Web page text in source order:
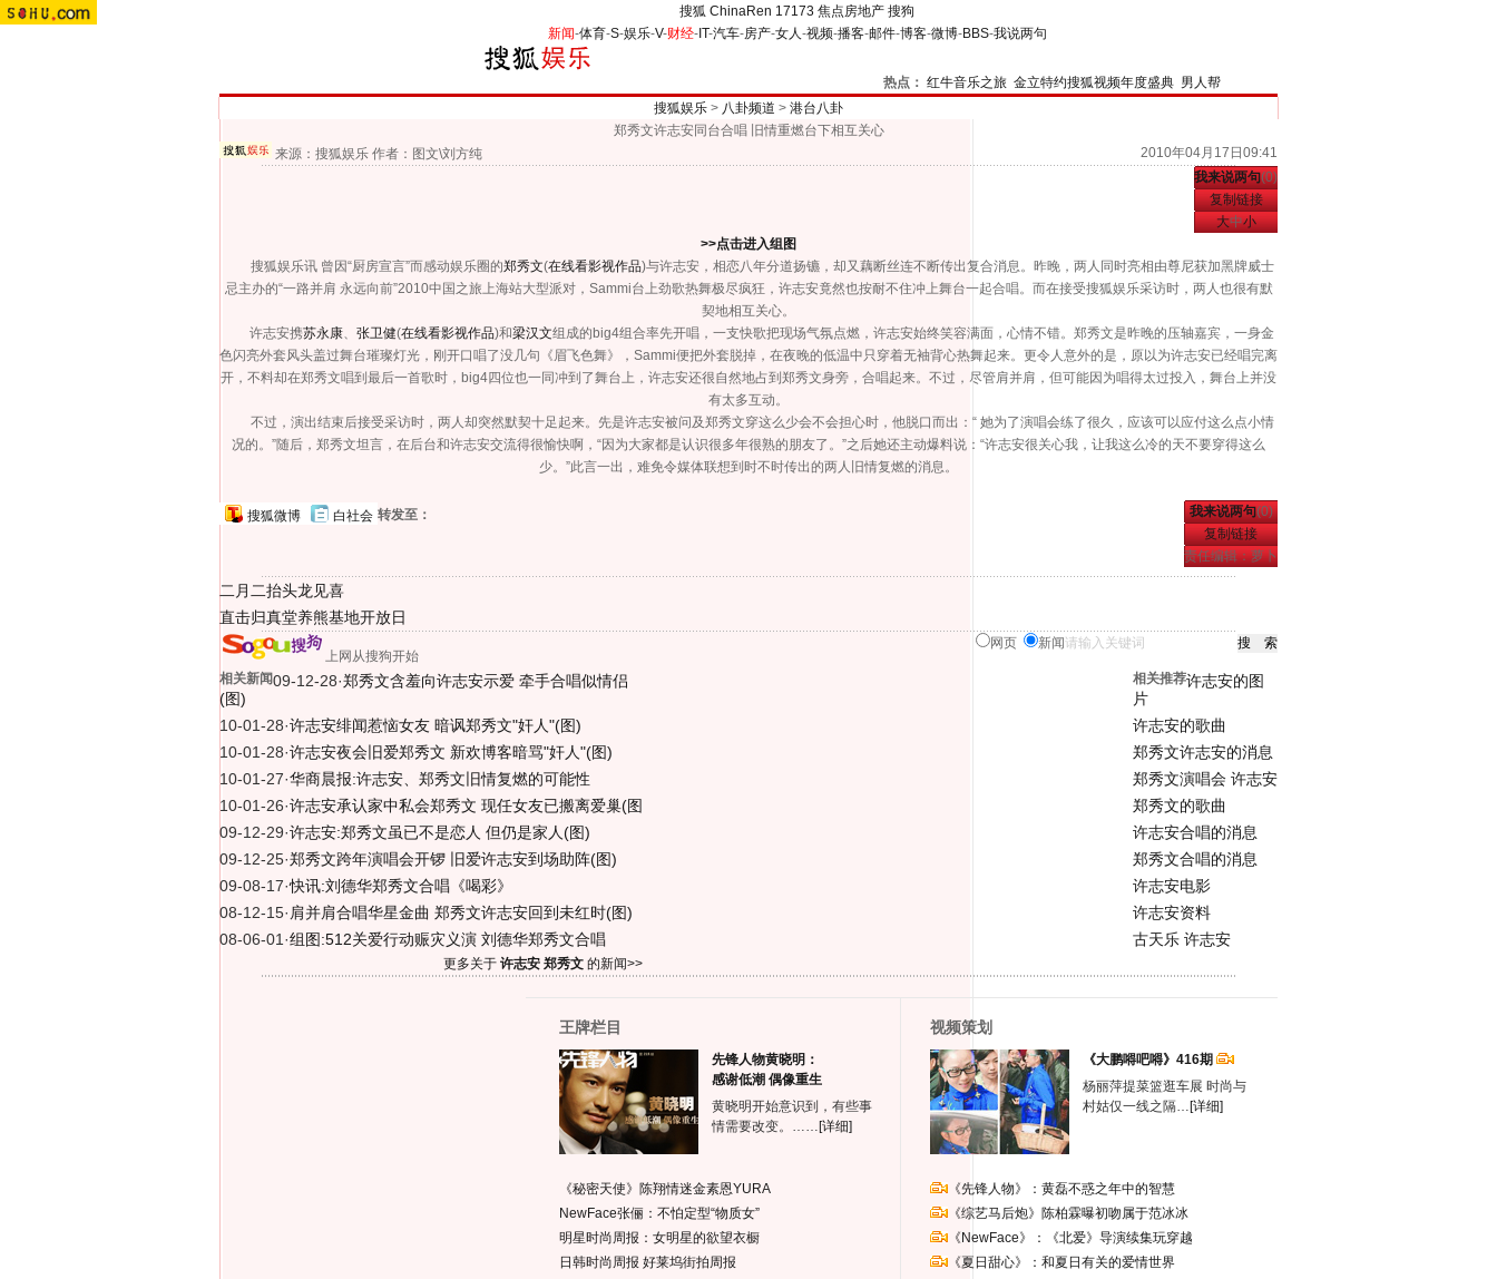
搜狐 ChinaRen 17173 焦点房地产 搜狗
新闻-体育-S-娱乐-V-财经-IT-汽车-房产-女人-视频-播客-邮件-博客-微博-BBS-我说两句
热点： 红牛音乐之旅 金立特约搜狐视频年度盛典 男人帮
搜狐娱乐 > 八卦频道 > 港台八卦
郑秀文许志安同台合唱 旧情重燃台下相互关心
来源： 搜狐娱乐作者：图文\刘方纯
2010年04月17日09:41
我来说两句(0)
复制链接
大中小
>>点击进入组图
搜狐娱乐讯 曾因“厨房宣言”而感动娱乐圈的郑秀文(在线看影视作品)与许志安，相恋八年分道扬镳，却又藕断丝连不断传出复合消息。昨晚，两人同时亮相由尊尼获加黑牌威士
忌主办的“一路并肩 永远向前”2010中国之旅上海站大型派对，Sammi台上劲歌热舞极尽疯狂，许志安竟然也按耐不住冲上舞台一起合唱。而在接受搜狐娱乐采访时，两人也很有默
契地相互关心。
许志安携苏永康、 张卫健(在线看影视作品)和梁汉文组成的big4组合率先开唱，一支快歌把现场气氛点燃，许志安始终笑容满面，心情不错。郑秀文是昨晚的压轴嘉宾，一身金
色闪亮外套风头盖过舞台璀璨灯光，刚开口唱了没几句《眉飞色舞》，Sammi便把外套脱掉，在夜晚的低温中只穿着无袖背心热舞起来。更令人意外的是，原以为许志安已经唱完离
开，不料却在郑秀文唱到最后一首歌时，big4四位也一同冲到了舞台上，许志安还很自然地占到郑秀文身旁，合唱起来。不过，尽管肩并肩，但可能因为唱得太过投入，舞台上并没
有太多互动。
不过，演出结束后接受采访时，两人却突然默契十足起来。先是许志安被问及郑秀文穿这么少会不会担心时，他脱口而出：“ 她为了演唱会练了很久，应该可以应付这么点小情
况的。”随后，郑秀文坦言，在后台和许志安交流得很愉快啊，“因为大家都是认识很多年很熟的朋友了。”之后她还主动爆料说：“许志安很关心我，让我这么冷的天不要穿得这么
少。”此言一出，难免令媒体联想到时不时传出的两人旧情复燃的消息。
转发至：
搜狐微博 白社会 我来说两句(0)
复制链接
责任编辑：萝卜
二月二抬头龙见喜
直击归真堂养熊基地开放日
上网从搜狗开始
网页 新闻
相关新闻09-12-28·郑秀文含羞向许志安示爱 牵手合唱似情侣
(图)
10-01-28·许志安绯闻惹恼女友 暗讽郑秀文"奸人"(图)
10-01-28·许志安夜会旧爱郑秀文 新欢博客暗骂"奸人"(图)
10-01-27·华商晨报:许志安、郑秀文旧情复燃的可能性
10-01-26·许志安承认家中私会郑秀文 现任女友已搬离爱巢(图
09-12-29·许志安:郑秀文虽已不是恋人 但仍是家人(图)
09-12-25·郑秀文跨年演唱会开锣 旧爱许志安到场助阵(图)
09-08-17·快讯:刘德华郑秀文合唱《喝彩》
08-12-15· 肩并肩合唱华星金曲 郑秀文许志安回到未红时(图)
08-06-01 ·组图:512关爱行动赈灾义演 刘德华郑秀文合唱
更多关于 许志安 郑秀文 的新闻>>
相关推荐许志安的图
片
许志安的歌曲
郑秀文许志安的消息
郑秀文演唱会 许志安
郑秀文的歌曲
许志安合唱的消息
郑秀文合唱的消息
许志安电影
许志安资料
古天乐 许志安
王牌栏目
先锋人物黄晓明：
感谢低潮 偶像重生
黄晓明开始意识到，有些事
情需要改变。…… [详细]
《秘密天使》陈翔情迷金素恩YURA
NewFace张俪：不怕定型“物质女”
明星时尚周报：女明星的欲望衣橱
日韩时尚周报 好莱坞街拍周报
视频策划
《大鹏嘚吧嘚》416期
杨丽萍提菜篮逛车展 时尚与
村姑仅一线之隔… [详细]
《先锋人物》：黄磊不惑之年中的智慧
《综艺马后炮》陈柏霖曝初吻属于范冰冰
《NewFace》：《北爱》导演续集玩穿越
《夏日甜心》：和夏日有关的爱情世界